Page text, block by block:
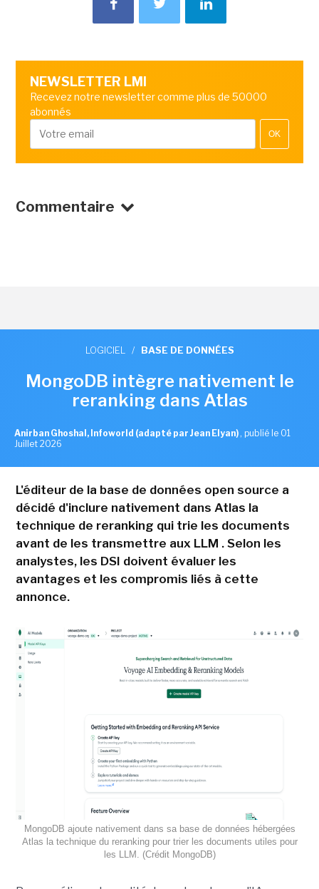
NEWSLETTER LMI
Recevez notre newsletter comme plus de 50000
abonnés
OK
Commentaire
LOGICIEL / BASE DE DONNÉES
MongoDB intègre nativement le
reranking dans Atlas
Anirban Ghoshal, Infoworld (adapté par Jean Elyan) , publié le 01
Juillet 2026
L'éditeur de la base de données open source a
décidé d'inclure nativement dans Atlas la
technique de reranking qui trie les documents
avant de les transmettre aux LLM . Selon les
analystes, les DSI doivent évaluer les
avantages et les compromis liés à cette
annonce.
MongoDB ajoute nativement dans sa base de données hébergées
Atlas la technique du reranking pour trier les documents utiles pour
les LLM. (Crédit MongoDB)